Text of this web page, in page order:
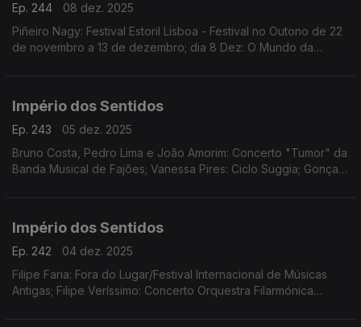
Ep. 244
08 dez. 2025
Piñeiro Nagy: Festival Estoril Lisboa - Festival no Outono de 22
de novembro a 13 de dezembro; dia 8 Dez: O Mundo da
Império dos Sentidos
Ep. 243
05 dez. 2025
Bruno Costa, Pedro Lima e João Amorim: Concerto "Tumor" da
Banda Musical de Fajões; Vanessa Pires: Ciclo Suggia; Gonçalo
Império dos Sentidos
Ep. 242
04 dez. 2025
Filipe Faria: Fora do Lugar/Festival Internacional de Músicas
Antigas; Filipe Veríssimo: Concerto Orquestra Filarmónica